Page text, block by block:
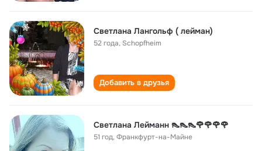
Светлана Лангольф ( лейман)
52 года, Schopfheim
Добавить в друзья
Светлана Лейманн 👠👠👠🌹🌹🌹🌹
51 год,Франкфурт-на-Майне